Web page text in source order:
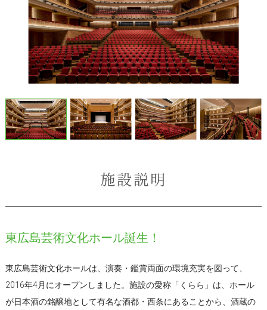
施設説明
東広島芸術文化ホール誕生！
東広島芸術文化ホールは、演奏・鑑賞両面の環境充実を図って、
2016年4月にオープンしました。施設の愛称「くらら」は、ホール
が日本酒の銘醸地として有名な酒都・西条にあることから、酒蔵の